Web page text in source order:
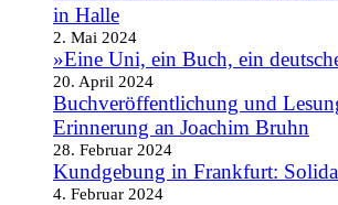
in Halle
2. Mai 2024
»Eine Uni, ein Buch, ein
20. April 2024
Buchveröffentlichung und
Erinnerung an Joachim Bruhn
28. Februar 2024
Kundgebung in Frankfurt:
4. Februar 2024